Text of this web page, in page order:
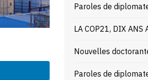
Paroles de
LA COP21, DIX ANS
Nouvelles
Paroles de